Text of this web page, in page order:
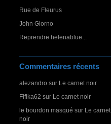
Rue de Fleurus
John Giorno
Reprendre helenablue...
Commentaires récents
alezandro sur Le carnet noir
Fifika62 sur Le carnet noir
le bourdon masqué sur Le carnet
noir